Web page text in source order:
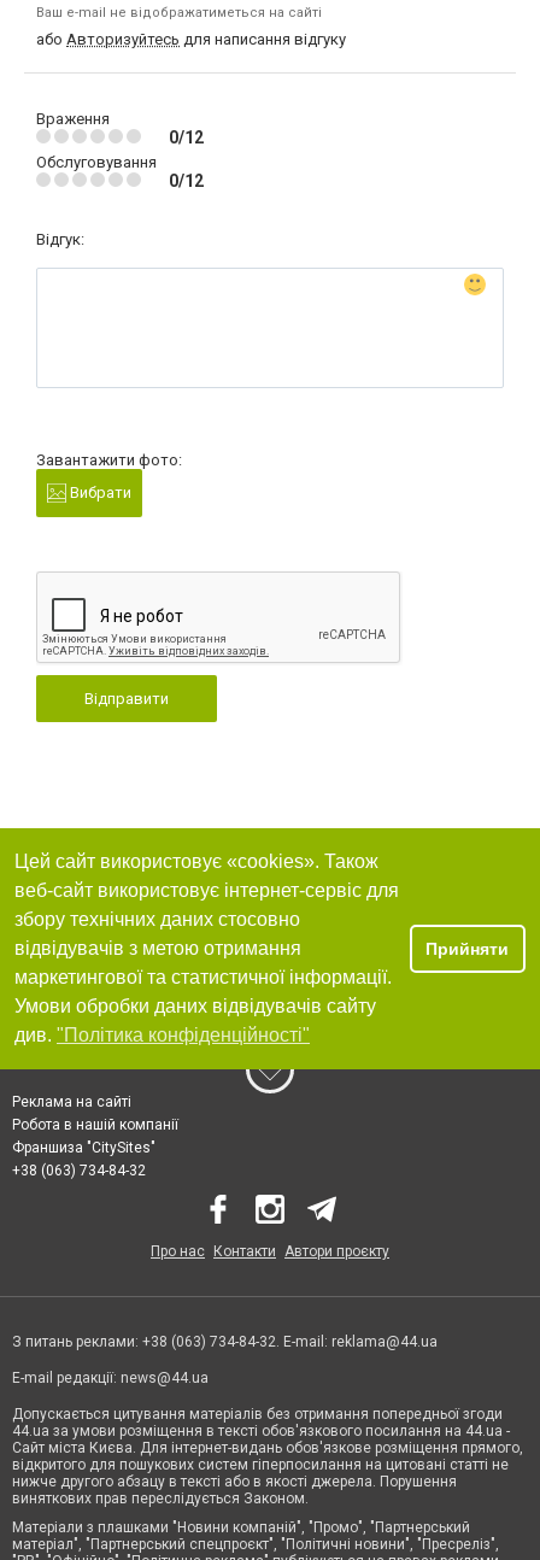
Ваш e-mail не відображатиметься на сайті
або Авторизуйтесь для написання відгуку
Враження
0/12
Обслуговування
0/12
Відгук:
Завантажити фото:
Вибрати
Відправити
Цей сайт використовує «cookies». Також
веб-сайт використовує інтернет-сервіс для
збору технічних даних стосовно
відвідувачів з метою отримання
маркетингової та статистичної інформації.
Умови обробки даних відвідувачів сайту
див. "Політика конфіденційності"
Прийняти
Реклама на сайті
Робота в нашій компанії
Франшиза "CitySites"
+38 (063) 734-84-32
Про нас Контакти Автори проєкту
З питань реклами: +38 (063) 734-84-32. E-mail: reklama@44.ua
E-mail редакції: news@44.ua
Допускається цитування матеріалів без отримання попередньої згоди
44.ua за умови розміщення в тексті обов'язкового посилання на 44.ua -
Сайт міста Києва. Для інтернет-видань обов'язкове розміщення прямого,
відкритого для пошукових систем гіперпосилання на цитовані статті не
нижче другого абзацу в тексті або в якості джерела. Порушення
виняткових прав переслідується Законом.
Матеріали з плашками "Новини компаній", "Промо", "Партнерський
матеріал", "Партнерський спецпроєкт", "Політичні новини", "Пресреліз",